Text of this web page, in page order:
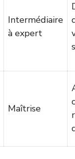
Intermédiaire
à expert
Maîtrise